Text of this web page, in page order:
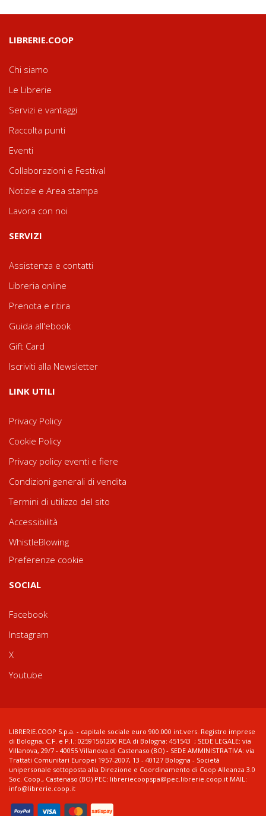
LIBRERIE.COOP
Chi siamo
Le Librerie
Servizi e vantaggi
Raccolta punti
Eventi
Collaborazioni e Festival
Notizie e Area stampa
Lavora con noi
SERVIZI
Assistenza e contatti
Libreria online
Prenota e ritira
Guida all'ebook
Gift Card
Iscriviti alla Newsletter
LINK UTILI
Privacy Policy
Cookie Policy
Privacy policy eventi e fiere
Condizioni generali di vendita
Termini di utilizzo del sito
Accessibilità
WhistleBlowing
Preferenze cookie
SOCIAL
Facebook
Instagram
X
Youtube
LIBRERIE.COOP S.p.a. - capitale sociale euro 900.000 int.vers. Registro imprese
di Bologna, C.F. e P.I.: 02591561200 REA di Bologna: 451543 ; SEDE LEGALE: via
Villanova, 29/7 - 40055 Villanova di Castenaso (BO) - SEDE AMMINISTRATIVA: via
Trattati Comunitari Europei 1957-2007, 13 - 40127 Bologna - Società
unipersonale sottoposta alla Direzione e Coordinamento di Coop Alleanza 3.0
Soc. Coop., Castenaso (BO) PEC: libreriecoopspa@pec.librerie.coop.it MAIL:
info@librerie.coop.it